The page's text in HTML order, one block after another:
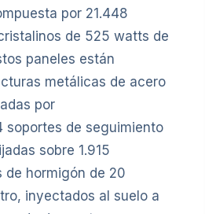
por 21.448
de 525 watts de
paneles están
metálicas de acero
por
soportes de seguimiento
sobre 1.915
de hormigón de 20
inyectados al suelo a